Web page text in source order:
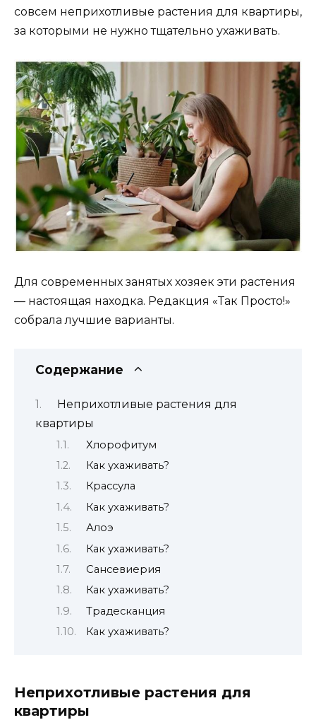
совсем неприхотливые растения для квартиры,
за которыми не нужно тщательно ухаживать.
Для современных занятых хозяек эти растения
— настоящая находка. Редакция «Так Просто!»
собрала лучшие варианты.
Содержание
Неприхотливые растения для
квартиры
Хлорофитум
Как ухаживать?
Крассула
Как ухаживать?
Алоэ
Как ухаживать?
Сансевиерия
Как ухаживать?
Традесканция
Как ухаживать?
Неприхотливые растения для
квартиры